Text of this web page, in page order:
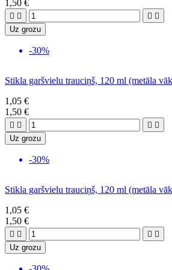
1,50 €
   
Uz grozu
-30%
Stikla garšvielu trauciņš, 120 ml (metāla
1,05 €
1,50 €
   
Uz grozu
-30%
Stikla garšvielu trauciņš, 120 ml (metāla
1,05 €
1,50 €
   
Uz grozu